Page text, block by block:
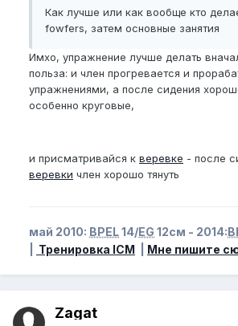
Как лучше или как вообще кто
fowfers, затем основные занятия
Имхо, упражнение лучше делать
польза: и член прогревается и
упражнениями, а после сидения
особенно круговые,
и присматривайся к веревке - после
веревки член хорошо тянуть
май 2010: BPEL14/EG 12см - 2014:
Тренировка ICM Мне пишите
Zagat